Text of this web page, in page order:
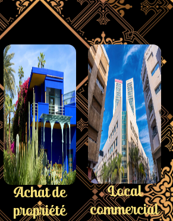
Achat de
propriété
Local
commercial